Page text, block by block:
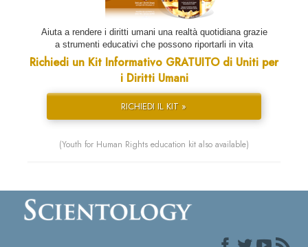
Aiuta a rendere i diritti umani una realtà quotidiana grazie
a strumenti educativi che possono riportarli in vita
Richiedi un Kit Informativo GRATUITO di Uniti per
i Diritti Umani
RICHIEDI IL KIT »
(Youth for Human Rights education kit also available)